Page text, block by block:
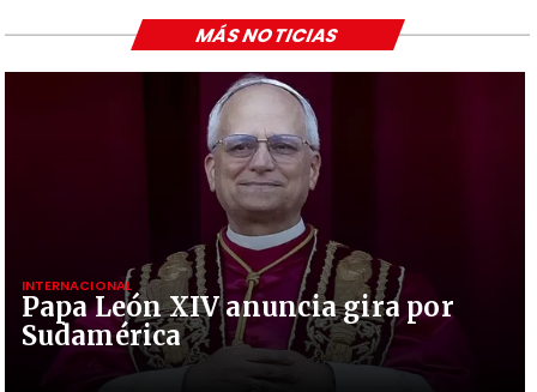
Papa León XIV anuncia gira por
Sudamérica
INTERNACIONAL
MÁS NOTICIAS